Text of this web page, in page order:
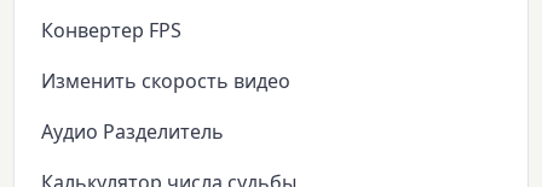
Конвертер FPS
Изменить скорость видео
Аудио Разделитель